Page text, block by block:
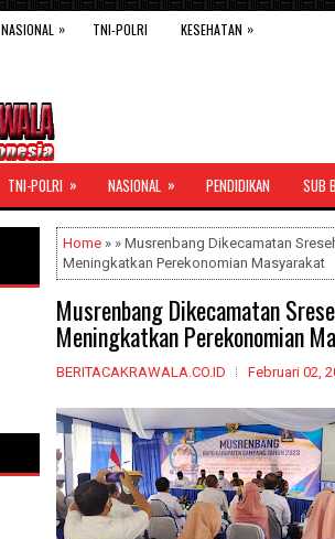
NASIONAL » TNI-POLRI KESEHATAN »
TNI-POLRI » NASIONAL » PENDIDIKAN SUB
Home » » Musrenbang Dikecamatan
Meningkatkan Perekonomian Masyarakat
Musrenbang Dikecamatan
Meningkatkan Perekonomian
BERITACAKRAWALA.CO.ID Februari 02,